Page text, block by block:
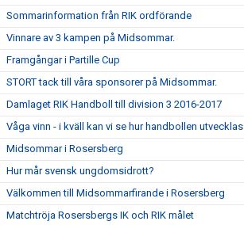
Sommarinformation från RIK ordförande
Vinnare av 3 kampen på Midsommar.
Framgångar i Partille Cup
STORT tack till våra sponsorer på Midsommar.
Damlaget RIK Handboll till division 3 2016-2017
Våga vinn - i kväll kan vi se hur handbollen utvecklas
Midsommar i Rosersberg
Hur mår svensk ungdomsidrott?
Välkommen till Midsommarfirande i Rosersberg
Matchtröja Rosersbergs IK och RIK målet